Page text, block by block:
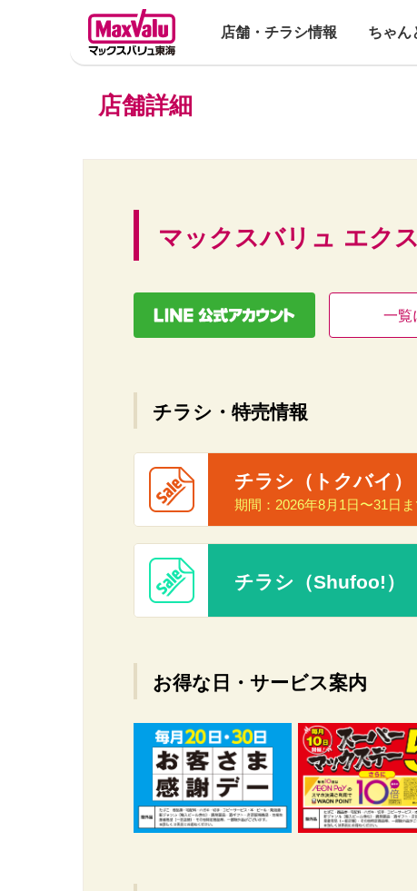
店舗・チラシ情報 ちゃん
店舗詳細
マックスバリュ エク
一覧
チラシ・特売情報
チラシ（トクバイ）
期間： 2026年8月1日〜31日
チラシ（Shufoo!）
お得な日・サービス案内